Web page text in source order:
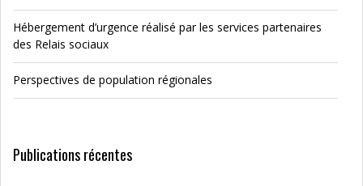
Hébergement d’urgence réalisé par les services partenaires
des Relais sociaux
Perspectives de population régionales
Publications récentes